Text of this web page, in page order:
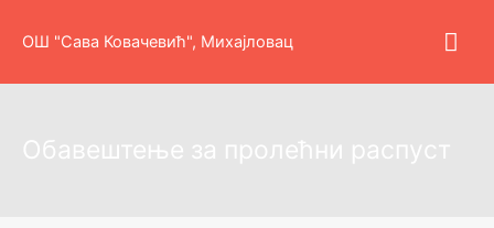
ОШ "Сава Ковачевић", Михајловац
Обавештење за пролећни распуст